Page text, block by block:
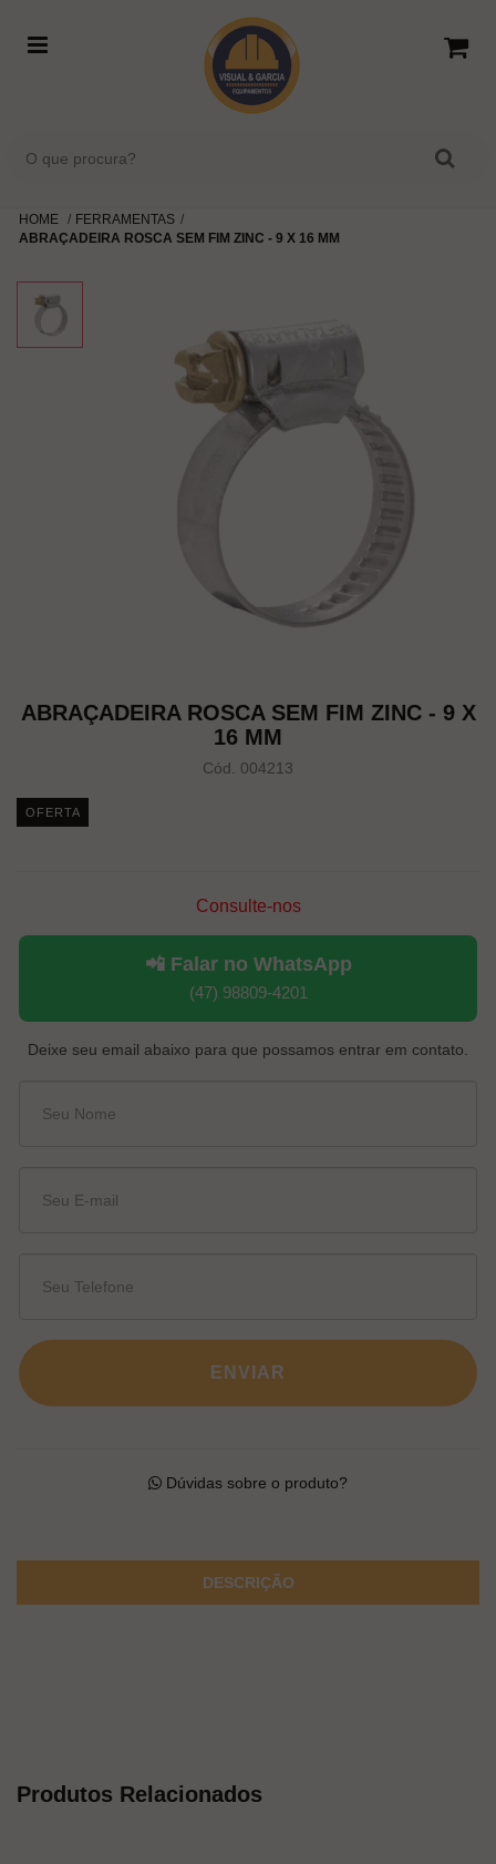
HOME
FERRAMENTAS
ABRAÇADEIRA ROSCA SEM FIM ZINC - 9 X 16 MM
ABRAÇADEIRA ROSCA SEM FIM ZINC - 9 X
16 MM
Cód. 004213
OFERTA
Consulte-nos
📲 Falar no WhatsApp
(47) 98809-4201
Deixe seu email abaixo para que possamos entrar em contato.
ENVIAR
Dúvidas sobre o produto?
DESCRIÇÃO
Produtos Relacionados